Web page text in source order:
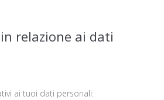
relazione ai dati
ai tuoi dati personali: